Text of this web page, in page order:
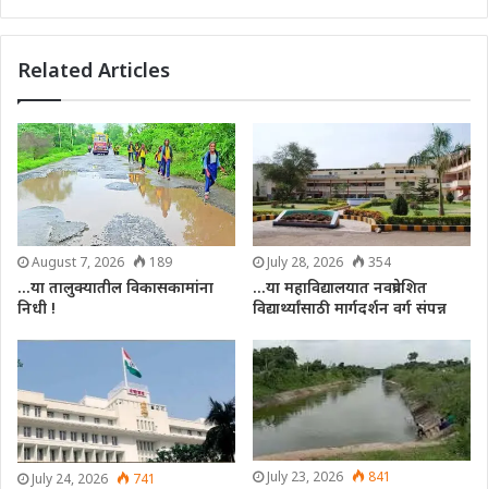
Related Articles
August 7, 2026 189
…या तालुक्यातील विकासकामांना
निधी !
July 28, 2026 354
…या महाविद्यालयात नवप्रवेशित
विद्यार्थ्यांसाठी मार्गदर्शन वर्ग संपन्न
July 24, 2026 741 July 23, 2026 841